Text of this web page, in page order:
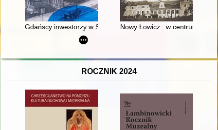
Gdańscy inwestorzy w Sopocie : prestiż finansowy i
Nowy Łowicz : w centrum
ROCZNIK 2024